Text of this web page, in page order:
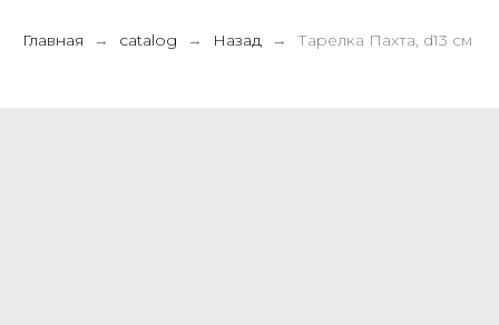
Главная catalog Назад Тарелка Пахта, d13 см